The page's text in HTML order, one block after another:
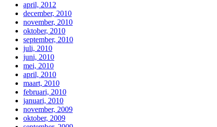
april, 2012
december, 2010
november, 2010
oktober, 2010
september, 2010
juli, 2010
juni, 2010
mei, 2010
april, 2010
maart, 2010
februari, 2010
januari, 2010
november, 2009
oktober, 2009